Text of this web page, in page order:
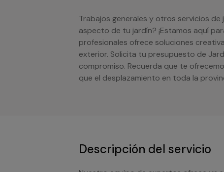
Trabajos generales y otros servicios de
aspecto de tu jardín? ¡Estamos aquí
profesionales ofrece soluciones
exterior. Solicita tu presupuesto de
compromiso. Recuerda que te
que el desplazamiento en toda la
Descripción del servicio